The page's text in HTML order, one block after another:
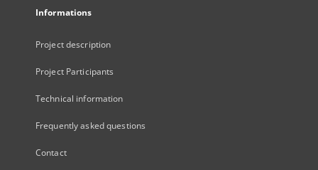
Informations
Project description
Project Participants
Technical information
Frequently asked questions
Contact